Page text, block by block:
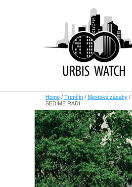
Home / Trenčín / Mestské zásahy /
SEDÍME RADI